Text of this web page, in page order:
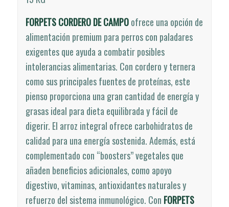
FORPETS CORDERO DE CAMPOofrece una opción de
alimentación premium para perros con paladares
exigentes que ayuda a combatir posibles
intolerancias alimentarias. Con cordero y ternera
como sus principales fuentes de proteínas, este
pienso proporciona una gran cantidad de energía y
grasas ideal para dieta equilibrada y fácil de
digerir. El arroz integral ofrece carbohidratos de
calidad para una energía sostenida. Además, está
complementado con “boosters” vegetales que
añaden beneficios adicionales, como apoyo
digestivo, vitaminas, antioxidantes naturales y
refuerzo del sistema inmunológico. Con FORPETS